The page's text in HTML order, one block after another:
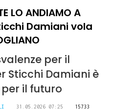
LO ANDIAMO A
Damiani vola
per il
Sticchi Damiani è
il futuro
31.05.2026 07:25
15733